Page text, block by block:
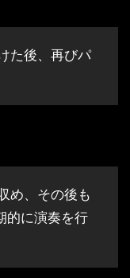
た後、再びパ
め、その後も
的に演奏を行